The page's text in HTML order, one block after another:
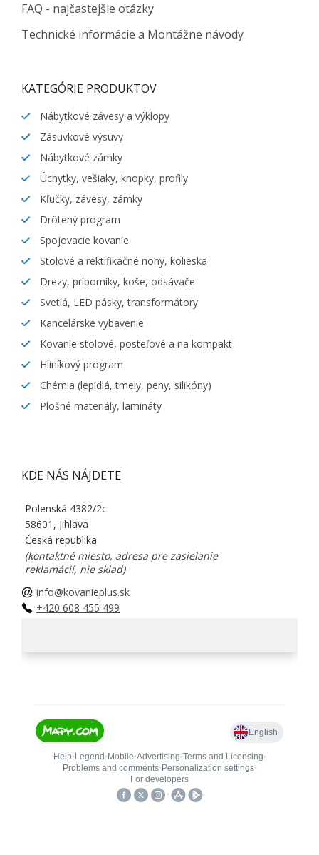
FAQ - najčastejšie otázky
Technické informácie a Montážne návody
KATEGÓRIE PRODUKTOV
Nábytkové závesy a výklopy
Zásuvkové výsuvy
Nábytkové zámky
Úchytky, vešiaky, knopky, profily
Kľučky, závesy, zámky
Drôtený program
Spojovacie kovanie
Stolové a rektifikačné nohy, kolieska
Drezy, príborníky, koše, odsávače
Svetlá, LED pásky, transformátory
Kancelárske vybavenie
Kovanie stolové, posteľové a na kompakt
Hliníkový program
Chémia (lepidlá, tmely, peny, silikóny)
Plošné materiály, lamináty
KDE NÁS NÁJDETE
Polenská 4382/2c
58601, Jihlava
Česká republika
(kontaktné miesto, adresa pre zasielanie
reklamácií, nie sklad)
info@kovanieplus.sk
+420 608 455 499